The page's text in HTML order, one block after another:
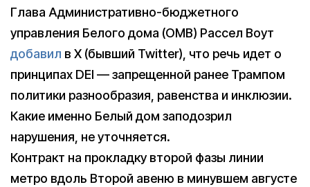
Глава Административно-бюджетного
управления Белого дома (OMB) Рассел Воут
добавил в X (бывший Twitter), что речь идет о
принципах DEI — запрещенной ранее Трампом
политики разнообразия, равенства и инклюзии.
Какие именно Белый дом заподозрил
нарушения, не уточняется.
Контракт на прокладку второй фазы линии
метро вдоль Второй авеню в минувшем августе